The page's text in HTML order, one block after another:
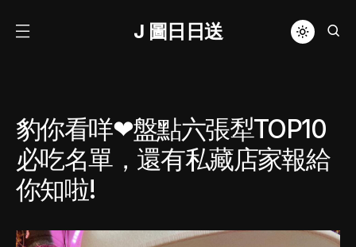
J 圖日日送
豹你看咩❤盤點六張犁TOP10
必吃名單，還有私藏店家報給
你知啦!